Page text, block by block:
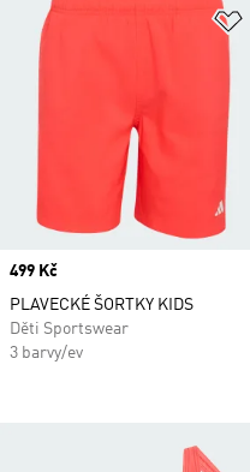
Price
499 Kč
PLAVECKÉ ŠORTKY KIDS
Děti Sportswear
3 barvy/ev